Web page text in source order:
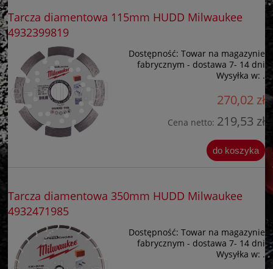
Tarcza diamentowa 115mm HUDD Milwaukee
4932399819
Dostępność: Towar na magazynie
fabrycznym - dostawa 7- 14 dni
Wysyłka w: .
270,02 zł
Cena netto: 219,53 zł
do koszyka
Tarcza diamentowa 350mm HUDD Milwaukee
4932471985
Dostępność: Towar na magazynie
fabrycznym - dostawa 7- 14 dni
Wysyłka w: .